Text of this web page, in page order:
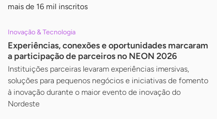
mais de 16 mil inscritos
Inovação & Tecnologia
Experiências, conexões e oportunidades marcaram
a participação de parceiros no NEON 2026
Instituições parceiras levaram experiências imersivas,
soluções para pequenos negócios e iniciativas de fomento
à inovação durante o maior evento de inovação do
Nordeste